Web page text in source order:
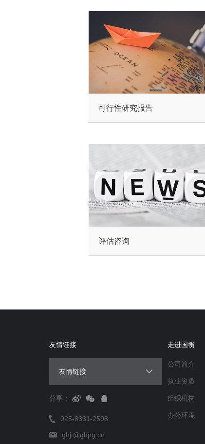
可行性研究报告
评估咨询
友情链接
友情链接
分享：
025-8331-2598
ghjt@ghpg.cn
走进国衡
公司简介
执业资质
组织机构
办公环境